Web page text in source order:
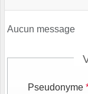
Aucun message
Pseudonyme